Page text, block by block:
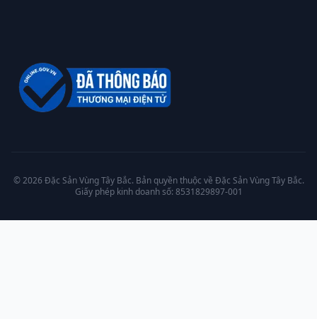
© 2026 Đặc Sản Vùng Tây Bắc. Bản quyền thuộc về Đặc Sản Vùng Tây Bắc.
Giấy phép kinh doanh số: 8531829897-001